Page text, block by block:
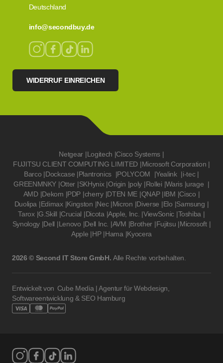
Deutschland
info@secondbuy.de
WIDERRUF EINREICHEN
Netgear |Logitech |Cisco Systems |
FUJITSU CLIENT COMPUTING LIMITED |Microsoft Corporation |
Barco |Dockcase |Plantronics |POLYCOM |Yealink |i-tec |
GREENMNKY |Otter |SKHynix |Origin |poly |Rollei |Waris |urage |
AMD |Dekom |PDP |cherry |DTEN ME |QNAP |IBM |Cisco |
Duolipa |Edimax |Kingston |Nec |Micron |Diverse |Elo |Samsung |
Tarox |G.Skill |Crucial |Dicota |Apple, Inc. |ViewSonic |Toshiba |
Synology |Dell |Lenovo |Dell Inc. |AVM |Brother |Fujitsu |Microsoft |
Apple |HP |Hama |Kyocera
2026 © Second IT Store GmbH. Alle Rechte vorbehalten.
Entwickelt von Cube Media | Agentur für Webdesign,
Softwareentwicklung & SEO Hamburg